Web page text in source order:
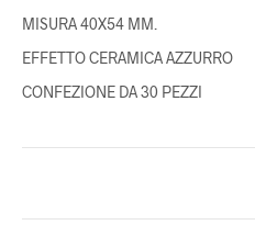
MISURA 40X54 MM.
EFFETTO CERAMICA AZZURRO
CONFEZIONE DA 30 PEZZI